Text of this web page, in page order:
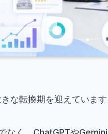
な転換期を迎えています